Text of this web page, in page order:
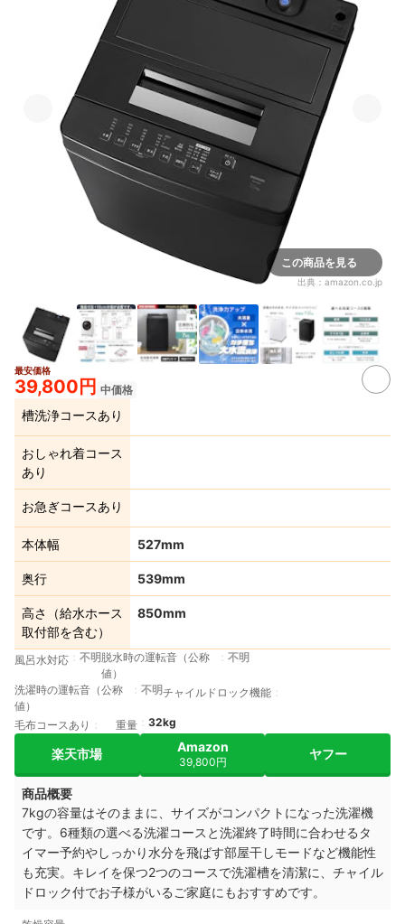
この商品を見る
出典： amazon.co.jp
最安価格
39,800円 中価格
槽洗浄コースあり
おしゃれ着コース
あり
お急ぎコースあり
本体幅 527mm
奥行 539mm
高さ（給水ホース
取付部を含む）
850mm
風呂水対応 不明 脱水時の運転音（公称
値）
不明
洗濯時の運転音（公称
値）
不明チャイルドロック機能
毛布コースあり 重量 32kg
楽天市場 Amazon
39,800円
ヤフー
商品概要
7kgの容量はそのままに、サイズがコンパクトになった洗濯機
です。6種類の選べる洗濯コースと洗濯終了時間に合わせるタ
イマー予約やしっかり水分を飛ばす部屋干しモードなど機能性
も充実。キレイを保つ2つのコースで洗濯槽を清潔に、チャイル
ドロック付でお子様がいるご家庭にもおすすめです。